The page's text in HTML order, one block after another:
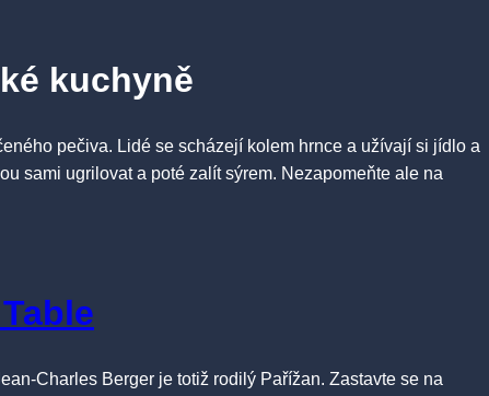
kuchyně
pečiva. Lidé se scházejí kolem hrnce a užívají si jídlo a
sami ugrilovat a poté zalít sýrem. Nezapomeňte ale na
Charles Berger je totiž rodilý Pařížan. Zastavte se na